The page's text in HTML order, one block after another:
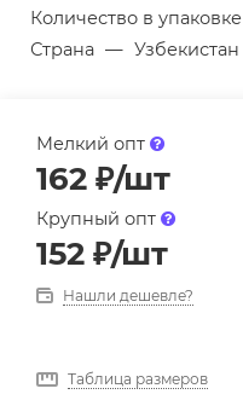
Количество в упаковке
Страна — Узбекистан
Мелкий опт
162 ₽/шт
Крупный опт
152 ₽/шт
Нашли дешевле?
Таблица размеров